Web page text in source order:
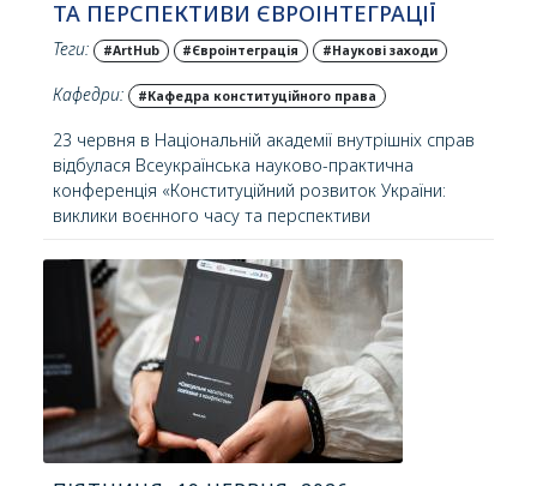
ТА ПЕРСПЕКТИВИ ЄВРОІНТЕГРАЦІЇ
Теги: #ArtHub #Євроінтеграція #Наукові заходи
Кафедри: #Кафедра конституційного права
23 червня в Національній академії внутрішніх справ
відбулася Всеукраїнська науково-практична
конференція «Конституційний розвиток України:
виклики воєнного часу та перспективи
конституційного права навчально-наукового
інституту права та психології.